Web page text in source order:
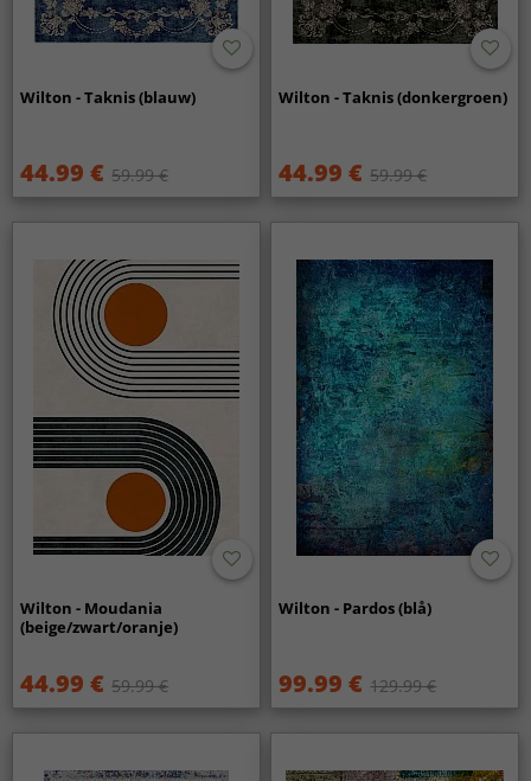
Wilton - Taknis (blauw)
44.99 € 59.99 €
Wilton - Taknis (donkergroen)
44.99 € 59.99 €
Wilton - Moudania
(beige/zwart/oranje)
44.99 € 59.99 €
Wilton - Pardos (blå)
99.99 € 129.99 €